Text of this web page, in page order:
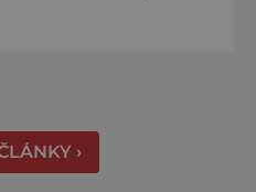
Piešťany bývají první
›